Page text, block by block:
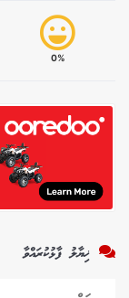
0%
ޚިޔާލު ފާޅުކުރައްވާ